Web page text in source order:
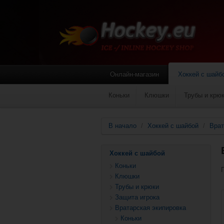
Онлайн-магазин Хоккей с
Коньки Клюшки Трубы и
В начало Хоккей с шайбой
Хоккей с шайбой
Коньки
Клюшки
Трубы и крюки
Защита игрока
Вратарская экипировка
Коньки